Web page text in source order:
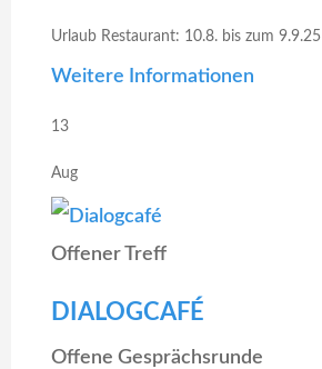
Urlaub Restaurant: 10.8. bis zum 9.9.25
Weitere Informationen
13
Aug
Offener Treff
DIALOGCAFÉ
Offene Gesprächsrunde